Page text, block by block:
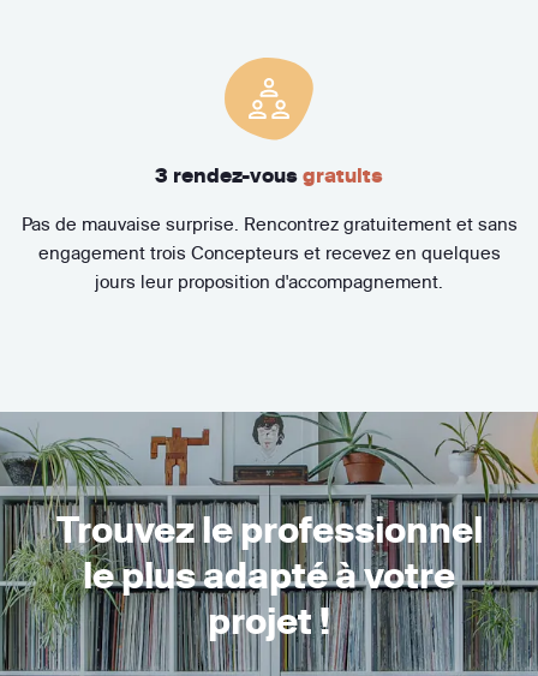
3 rendez-vous gratuits
Pas de mauvaise surprise. Rencontrez gratuitement et sans
engagement trois Concepteurs et recevez en quelques
jours leur proposition d'accompagnement.
Trouvez le professionnel
le plus adapté à votre
projet !